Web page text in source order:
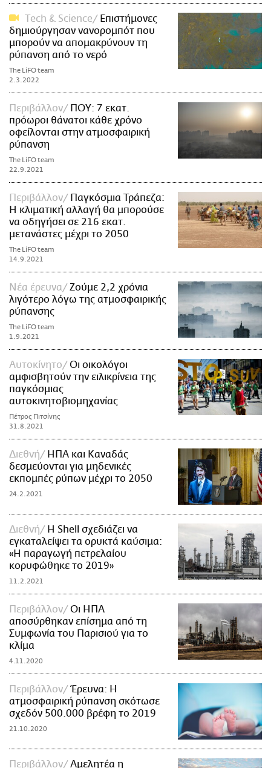
Τech & Science
Επιστήμονες
δημιούργησαν νανορομπότ που
μπορούν να απομακρύνουν τη
ρύπανση από το νερό
The LiFO team
2.3.2022
Περιβάλλον
ΠΟΥ: 7 εκατ.
πρόωροι θάνατοι κάθε χρόνο
οφείλονται στην ατμοσφαιρική
ρύπανση
The LiFO team
22.9.2021
Περιβάλλον
Παγκόσμια Τράπεζα:
Η κλιματική αλλαγή θα μπορούσε
να οδηγήσει σε 216 εκατ.
μετανάστες μέχρι το 2050
The LiFO team
14.9.2021
Νέα έρευνα
Ζούμε 2,2 χρόνια
λιγότερο λόγω της ατμοσφαιρικής
ρύπανσης
The LiFO team
1.9.2021
Αυτοκίνητο
Oι οικολόγοι
αμφισβητούν την ειλικρίνεια της
παγκόσμιας
αυτοκινητοβιομηχανίας
Πέτρος Πιτσίνης
31.8.2021
Διεθνή
ΗΠΑ και Καναδάς
δεσμεύονται για μηδενικές
εκπομπές ρύπων μέχρι το 2050
24.2.2021
Διεθνή
Η Shell σχεδιάζει να
εγκαταλείψει τα ορυκτά καύσιμα:
«Η παραγωγή πετρελαίου
κορυφώθηκε το 2019»
11.2.2021
Περιβάλλον
Οι ΗΠΑ
αποσύρθηκαν επίσημα από τη
Συμφωνία του Παρισιού για το
κλίμα
4.11.2020
Περιβάλλον
Έρευνα: Η
ατμοσφαιρική ρύπανση σκότωσε
σχεδόν 500.000 βρέφη το 2019
21.10.2020
Περιβάλλον Αμελητέα η